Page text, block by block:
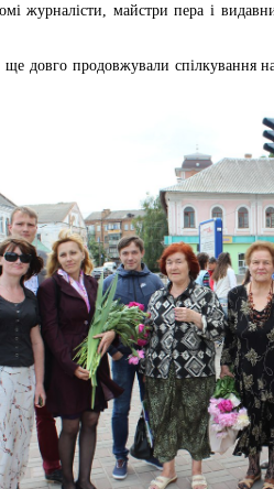
журналісти, майстри пера і
ще довго продовжували спілкування